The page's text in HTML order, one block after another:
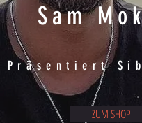
Sam
Präsentiert
ZUM SHOP